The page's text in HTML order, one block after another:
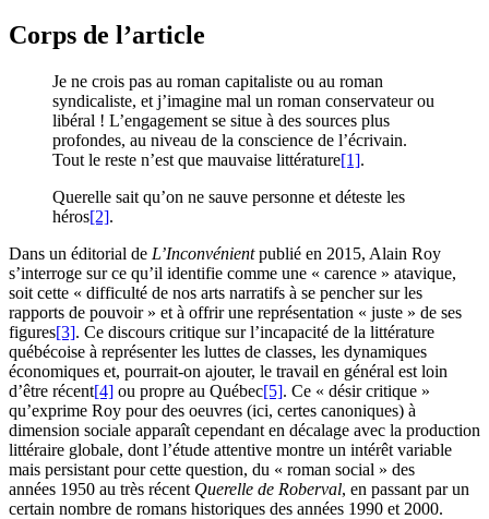
Corps de l’article
Je ne crois pas au roman capitaliste ou au roman
syndicaliste, et j’imagine mal un roman conservateur ou
libéral ! L’engagement se situe à des sources plus
profondes, au niveau de la conscience de l’écrivain.
Tout le reste n’est que mauvaise littérature[1].
Querelle sait qu’on ne sauve personne et déteste les
héros[2].
Dans un éditorial de L’Inconvénientpublié en 2015, Alain Roy
s’interroge sur ce qu’il identifie comme une « carence » atavique,
soit cette « difficulté de nos arts narratifs à se pencher sur les
rapports de pouvoir » et à offrir une représentation « juste » de ses
figures[3]. Ce discours critique sur l’incapacité de la littérature
québécoise à représenter les luttes de classes, les dynamiques
économiques et, pourrait-on ajouter, le travail en général est loin
d’être récent[4] ou propre au Québec[5]. Ce « désir critique »
qu’exprime Roy pour des oeuvres (ici, certes canoniques) à
dimension sociale apparaît cependant en décalage avec la production
littéraire globale, dont l’étude attentive montre un intérêt variable
mais persistant pour cette question, du « roman social » des
années 1950 au très récent Querelle de Roberval, en passant par un
certain nombre de romans historiques des années 1990 et 2000.